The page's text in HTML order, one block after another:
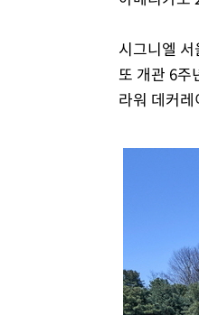
시그니엘
또 개관 6주
라워 데커